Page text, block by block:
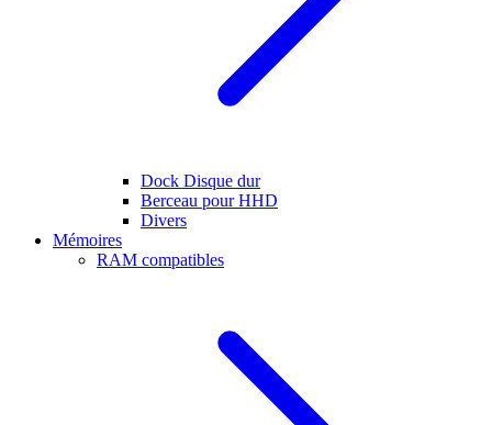
Dock Disque dur
Berceau pour HHD
Divers
Mémoires
RAM compatibles